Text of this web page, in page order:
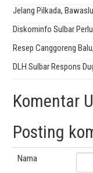
Jelang Pilkada,
Resep Canggoreng
Komentar
Posting
Nama